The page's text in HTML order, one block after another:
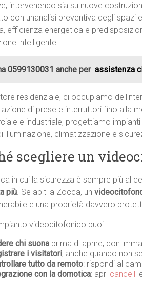
intervenendo sia su nuove
con unanalisi preventiva degli
efficienza energetica e
intelligente.
0599130031 anche per assistenza
residenziale, ci occupiamo
di prese e interruttori fino alla
e industriale, progettiamo
illuminazione, climatizzazione e
scegliere un
in cui la sicurezza è sempre più
più. Se abiti a Zocca, un
e una proprietà davvero
videocitofonico puoi:
chi suona prima di aprire, con
i visitatori, anche quando non
tutto da remoto: rispondi al
con la domotica: apri cancelli